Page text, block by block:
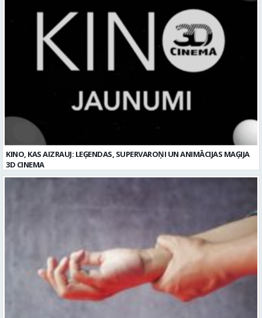
Plaukstas locītavas sastiepums: kā to novērst, atpazīt un veiksmīgi